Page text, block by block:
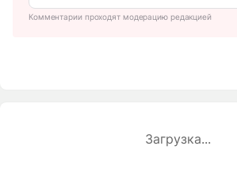
Комментарии проходят модерацию редакцией
Загрузка...